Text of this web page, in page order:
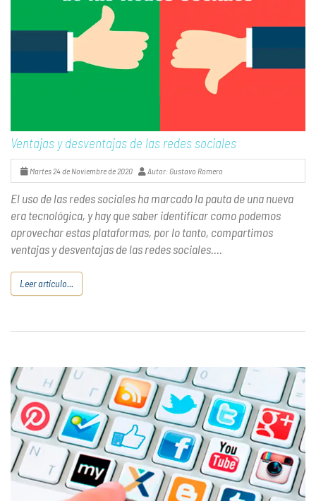
Ventajas y desventajas de las redes sociales
Martes 24 de Noviembre de 2020 Autor: Gustavo Romero
El uso de las redes sociales ha marcado la pauta de una nueva
era tecnológica, y hay que saber identificar como podemos
aprovechar estas plataformas, por lo tanto, compartimos
ventajas y desventajas de las redes sociales....
Leer artículo...